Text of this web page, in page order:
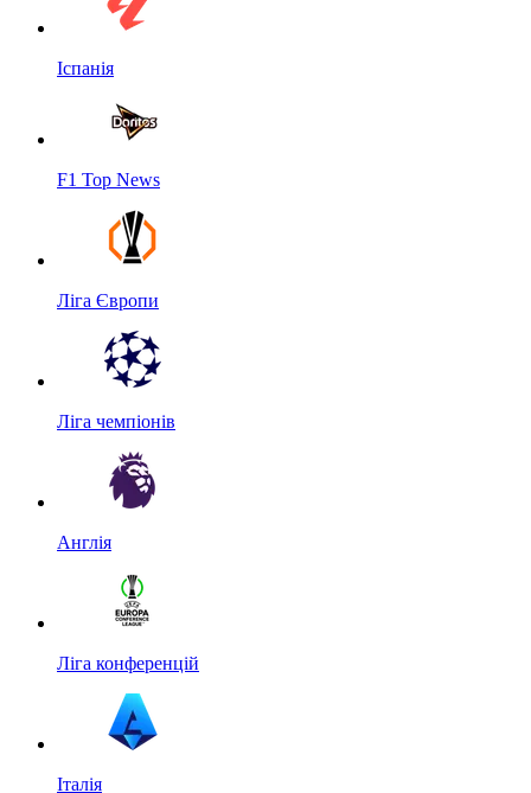
Іспанія
F1 Top News
Ліга Європи
Ліга чемпіонів
Англія
Ліга конференцій
Італія